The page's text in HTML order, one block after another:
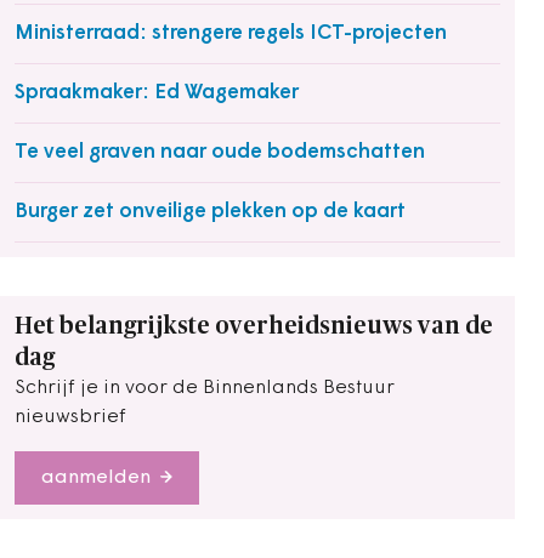
Ministerraad: strengere regels ICT-projecten
Spraakmaker: Ed Wagemaker
Te veel graven naar oude bodemschatten
Burger zet onveilige plekken op de kaart
Het belangrijkste overheidsnieuws van de
dag
Schrijf je in voor de Binnenlands Bestuur
nieuwsbrief
aanmelden